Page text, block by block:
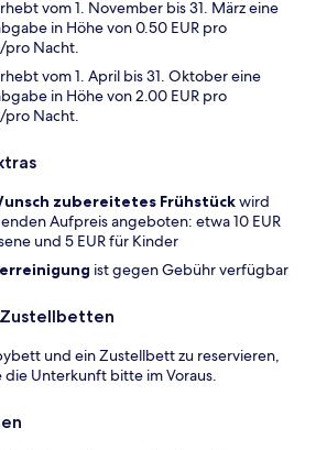
vom 1. November bis 31. März eine
in Höhe von 0.50 EUR pro
Nacht.
vom 1. April bis 31. Oktober eine
in Höhe von 2.00 EUR pro
Nacht.
zubereitetes Frühstückwird
Aufpreis angeboten: etwa 10 EUR
und 5 EUR für Kinder
ist gegen Gebühr verfügbar
und ein Zustellbett zu reservieren,
die Unterkunft bitte im Voraus.